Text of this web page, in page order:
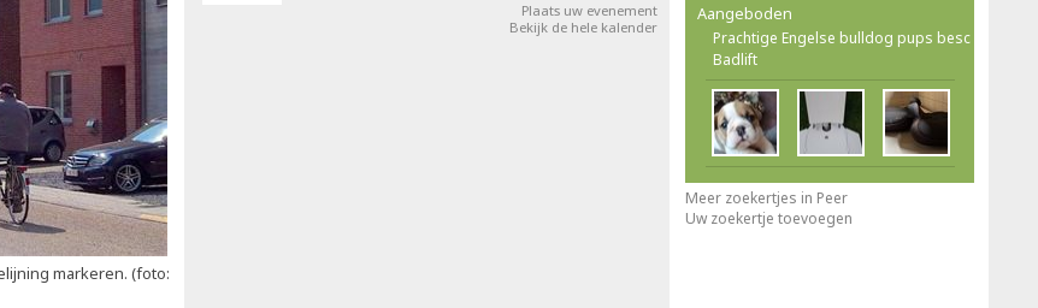
markeren. (foto:
Plaats uw evenement
Bekijk de hele kalender
Aangeboden
Prachtige Engelse bulldog pups besc
Badlift
Meer zoekertjes in Peer
Uw zoekertje toevoegen